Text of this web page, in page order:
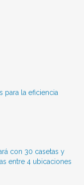
para la eficiencia
con 30 casetas y
entre 4 ubicaciones